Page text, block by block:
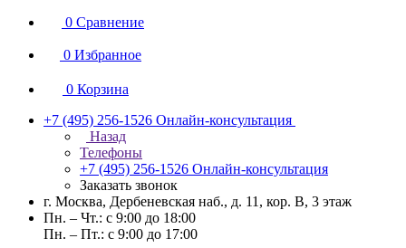
0 Сравнение
0 Избранное
0 Корзина
+7 (495) 256-1526 Онлайн-консультация
Назад
Телефоны
+7 (495) 256-1526 Онлайн-консультация
Заказать звонок
г. Москва, Дербеневская наб., д. 11, кор. В, 3 этаж
Пн. – Чт.: с 9:00 до 18:00
Пн. – Пт.: с 9:00 до 17:00